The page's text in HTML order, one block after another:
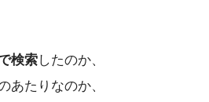
検索したのか、
あたりなのか、